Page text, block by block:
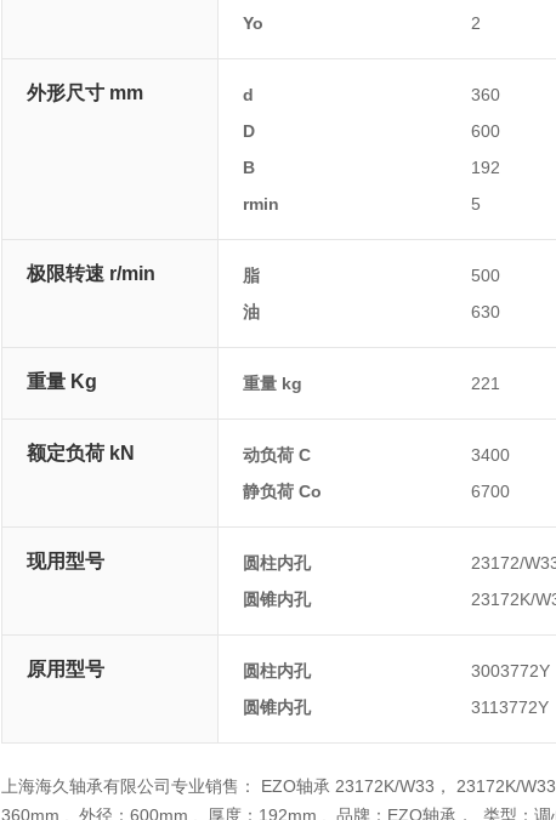
Yo
2
外形尺寸 mm d
360
D
600
B
192
rmin
5
极限转速 r/min 脂
500
油
630
重量 Kg 重量 kg 221
额定负荷 kN 动负荷 C
3400
静负荷 Co
6700
现用型号 圆柱内孔
23172/
圆锥内孔
23172K/
原用型号 圆柱内孔
3003772Y
圆锥内孔
3113772Y
上海海久轴承有限公司专业销售： EZO轴承 23172K/W33， 23172K/
360mm , 外径：600mm , 厚度：192mm , 品牌：EZO轴承， 类型：调